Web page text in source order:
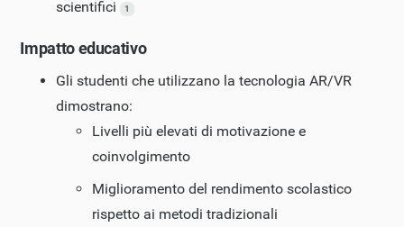
scientifici
1
Impatto educativo
Gli studenti che utilizzano la tecnologia AR/VR
dimostrano:
Livelli più elevati di motivazione e
coinvolgimento
Miglioramento del rendimento scolastico
rispetto ai metodi tradizionali